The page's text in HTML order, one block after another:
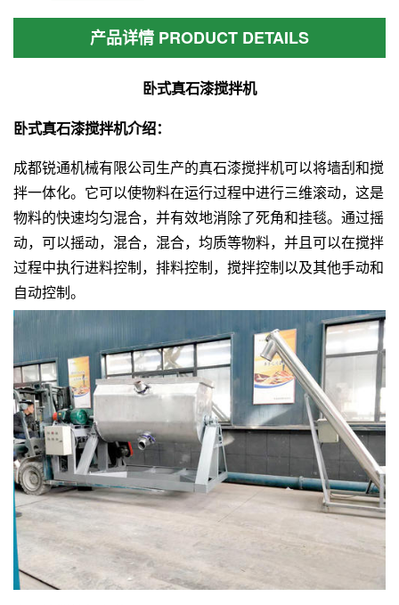
产品详情 PRODUCT DETAILS
卧式真石漆搅拌机
卧式真石漆搅拌机介绍：
成都锐通机械有限公司生产的真石漆搅拌机可以将墙刮和搅
拌一体化。它可以使物料在运行过程中进行三维滚动，这是
物料的快速均匀混合，并有效地消除了死角和挂毯。通过摇
动，可以摇动，混合，混合，均质等物料，并且可以在搅拌
过程中执行进料控制，排料控制，搅拌控制以及其他手动和
自动控制。